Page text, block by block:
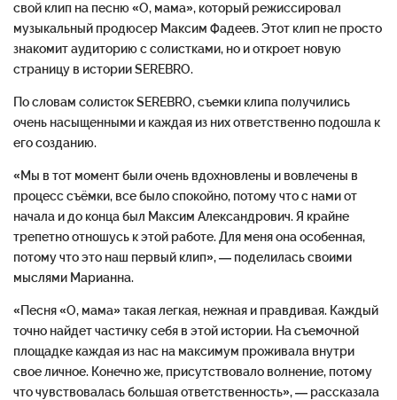
свой клип на песню «О, мама», который режиссировал
музыкальный продюсер Максим Фадеев. Этот клип не просто
знакомит аудиторию с солистками, но и откроет новую
страницу в истории SEREBRO.
По словам солисток SEREBRO, съемки клипа получились
очень насыщенными и каждая из них ответственно подошла к
его созданию.
«Мы в тот момент были очень вдохновлены и вовлечены в
процесс съёмки, все было спокойно, потому что с нами от
начала и до конца был Максим Александрович. Я крайне
трепетно отношусь к этой работе. Для меня она особенная,
потому что это наш первый клип», — поделилась своими
мыслями Марианна.
«Песня «О, мама» такая легкая, нежная и правдивая. Каждый
точно найдет частичку себя в этой истории. На съемочной
площадке каждая из нас на максимум проживала внутри
свое личное. Конечно же, присутствовало волнение, потому
что чувствовалась большая ответственность», — рассказала